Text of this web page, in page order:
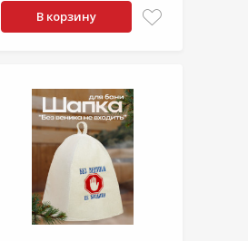
В корзину